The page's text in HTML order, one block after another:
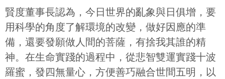
賢度董事長認為，今日世界的亂象與日俱增，要
用科學的角度了解環境的改變，做好因應的準
備，還要發願做人間的菩薩，有捨我其誰的精
神。在生命實踐的過程中，從悲智雙運實踐十波
羅蜜，發四無量心，方便善巧融合世間五明，以